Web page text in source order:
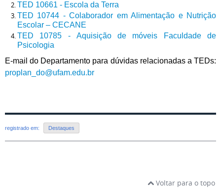
TED 10661 - Escola da Terra
TED 10744 - Colaborador em Alimentação e Nutrição
Escolar – CECANE
TED 10785 - Aquisição de móveis Faculdade de
Psicologia
E-mail do Departamento para dúvidas relacionadas a TEDs:
proplan_do@ufam.edu.br
registrado em: Destaques
Voltar para o topo